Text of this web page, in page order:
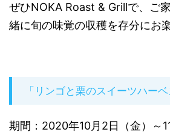
ぜひNOKA Roast & Grillで、ご
緒に旬の味覚の収穫を存分にお
「リンゴと栗のスイーツハーベ
期間：2020年10月2日（金）～